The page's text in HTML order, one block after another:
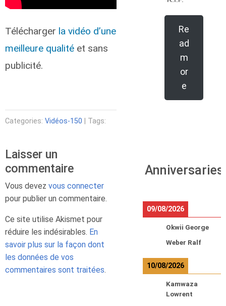
Télécharger la vidéo d’une
meilleure qualité et sans
publicité.
Categories: Vidéos-150 | Tags:
Laisser un
commentaire
Vous devez vous connecter
pour publier un commentaire.
Ce site utilise Akismet pour
réduire les indésirables. En
savoir plus sur la façon dont
les données de vos
commentaires sont traitées.
Re
ad
m
or
e
Anniversaries
09/08/2026
Okwii George
Weber Ralf
10/08/2026
Kamwaza
Lowrent